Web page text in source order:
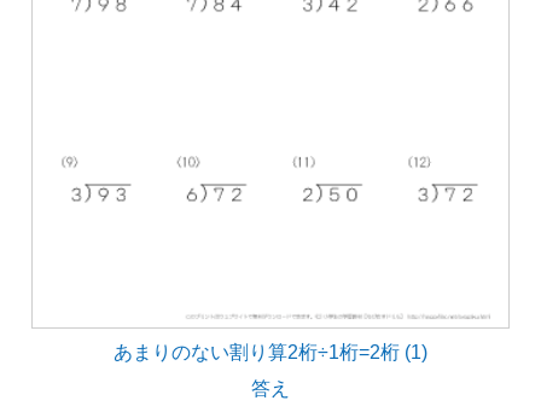
あまりのない割り算2桁÷1桁=2桁 (1)
答え